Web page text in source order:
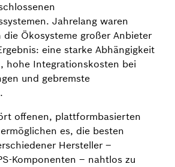
Jahrelang waren
die Ökosysteme großer Anbieter
eine starke Abhängigkeit
hohe Integrationskosten bei
und gebremste
offenen, plattformbasierten
es, die besten
Hersteller –
Komponenten – nahtlos zu